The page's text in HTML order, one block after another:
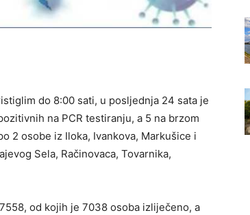
do 8:00 sati, u posljednja 24 sata je
na PCR testiranju, a 5 na brzom
2 osobe iz Iloka, Ivankova, Markušice i
Sela, Račinovaca, Tovarnika,
od kojih je 7038 osoba izliječeno, a